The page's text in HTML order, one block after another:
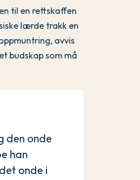
til en rettskaffen
lærde trakk en
avvis
budskap som må
den onde
han
onde i